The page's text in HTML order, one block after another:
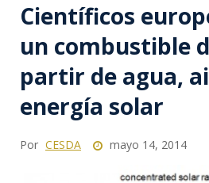
Científicos
un combustible
partir de agua,
energía solar
Por CESDA mayo 14, 2014